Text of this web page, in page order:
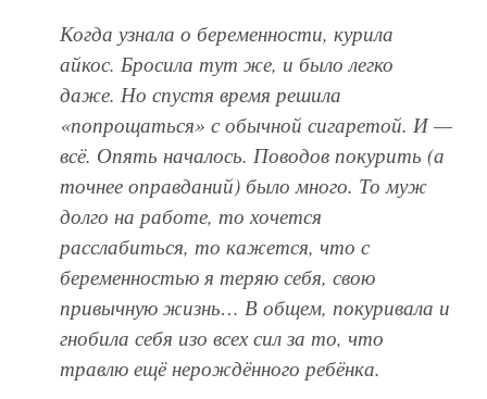
Когда узнала о беременности, курила
айкос. Бросила тут же, и было легко
даже. Но спустя время решила
«попрощаться» с обычной сигаретой. И —
всё. Опять началось. Поводов покурить (а
точнее оправданий) было много. То муж
долго на работе, то хочется
расслабиться, то кажется, что с
беременностью я теряю себя, свою
привычную жизнь… В общем, покуривала и
гнобила себя изо всех сил за то, что
травлю ещё нерождённого ребёнка.